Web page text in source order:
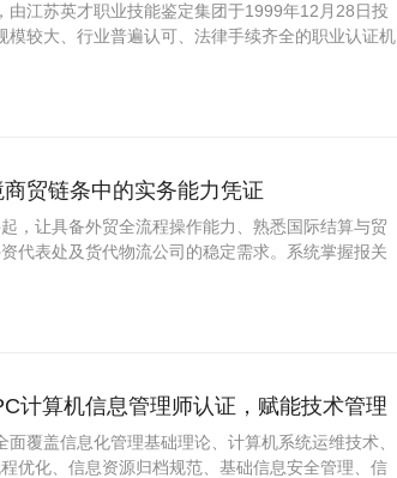
由江苏英才职业技能鉴定集团于1999年12月28日投
模较大、行业普遍认可、法律手续齐全的职业认证机
贸链条中的实务能力凭证
，让具备外贸全流程操作能力、熟悉国际结算与贸
代表处及货代物流公司的稳定需求。系统掌握报关
计算机信息管理师认证，赋能技术管理
覆盖信息化管理基础理论、计算机系统运维技术、
优化、信息资源归档规范、基础信息安全管理、信